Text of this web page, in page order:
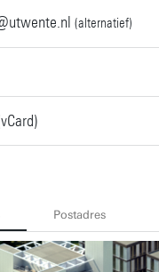
(alternatief)
Postadres